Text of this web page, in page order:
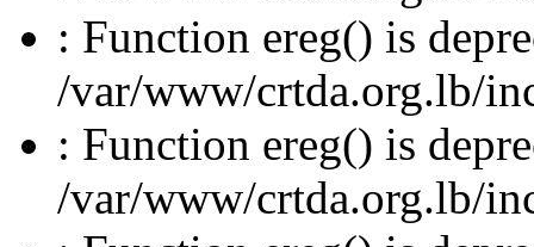
: Function ereg() is
/var/www/crtda.org.lb/
: Function ereg() is
/var/www/crtda.org.lb/